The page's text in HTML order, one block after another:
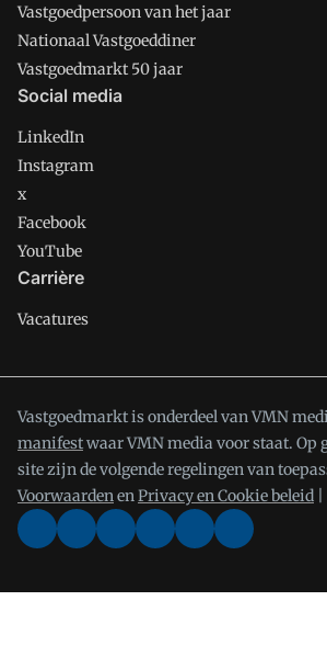
Vastgoedpersoon van het jaar
Nationaal Vastgoeddiner
Vastgoedmarkt 50 jaar
Social media
LinkedIn
Instagram
x
Facebook
YouTube
Carrière
Vacatures
Vastgoedmarkt is onderdeel van VMN
manifestwaar VMN media voor staat. Op
site zijn de volgende regelingen van
VoorwaardenenPrivacy en Cookie beleid